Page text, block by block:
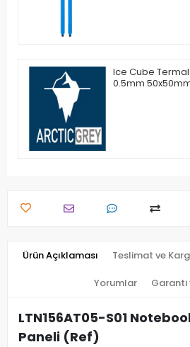
Ice Cube
0.5mm
Ürün Açıklaması Teslimat ve
Yorumlar Garanti
LTN156AT05-S01
Paneli (Ref)